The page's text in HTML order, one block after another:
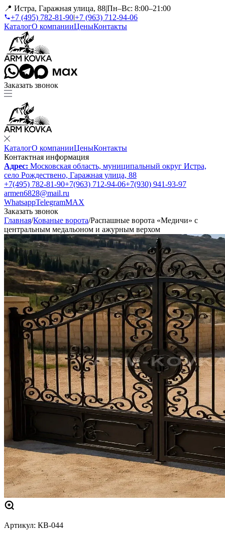
📍 Истра, Гаражная улица, 88|Пн–Вс: 8:00–21:00
+7 (495) 782-81-90|+7 (963) 712-94-06
КаталогО компанииЦеныКонтакты
Заказать звонок
КаталогО компанииЦеныКонтакты
Контактная информация
Адрес: Московская область, муниципальный округ Истра,
село Рождествено, Гаражная улица, 88
+7(495) 782-81-90+7(963) 712-94-06+7(930) 941-93-97
armen6828@mail.ru
WhatsappTelegramMAX
Заказать звонок
Главная/Кованые ворота/Распашные ворота «Медичи» с
центральным медальоном и ажурным верхом
Артикул: КВ-044